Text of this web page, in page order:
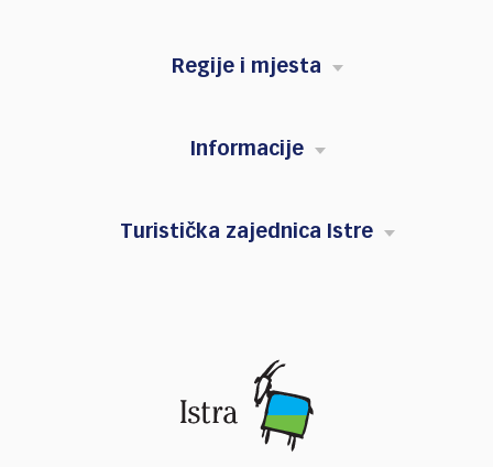
Regije i mjesta
Informacije
Turistička zajednica Istre